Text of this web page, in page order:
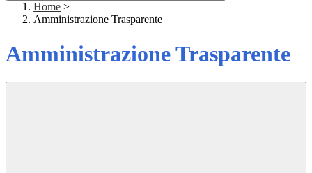
Home >
Amministrazione Trasparente
Amministrazione Trasparente